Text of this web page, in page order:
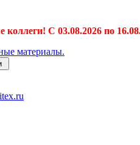
С 03.08.2026 по